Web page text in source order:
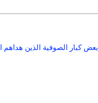
بعض كبار الصوفية الذين هداهم